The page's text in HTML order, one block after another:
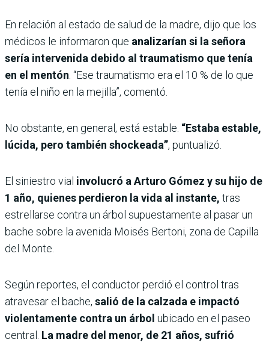
En relación al estado de salud de la madre, dijo que los
médicos le informaron que analizarían si la señora
sería intervenida debido al traumatismo que tenía
en el mentón. “Ese traumatismo era el 10 % de lo que
tenía el niño en la mejilla”, comentó.
No obstante, en general, está estable. “Estaba estable,
lúcida, pero también shockeada”, puntualizó.
El siniestro vial involucró a Arturo Gómez y su hijo de
1 año, quienes perdieron la vida al instante, tras
estrellarse contra un árbol supuestamente al pasar un
bache sobre la avenida Moisés Bertoni, zona de Capilla
del Monte.
Según reportes, el conductor perdió el control tras
atravesar el bache, salió de la calzada e impactó
violentamente contra un árbol ubicado en el paseo
central. La madre del menor, de 21 años, sufrió